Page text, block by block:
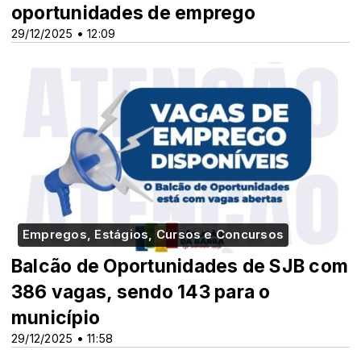
29/12/2025 • 12:09
oportunidades de emprego
Empregos, Estágios, Cursos e Concursos
29/12/2025 • 11:58
Balcão de Oportunidades de SJB com
386 vagas, sendo 143 para o
município